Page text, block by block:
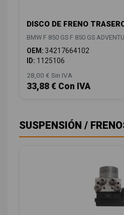
DISCO DE FRENO
BMW F 850 GS F 850 GS
OEM: 34217664102
ID: 1125106
28,00 € Sin IVA
33,88 € Con IVA
SUSPENSIÓN /